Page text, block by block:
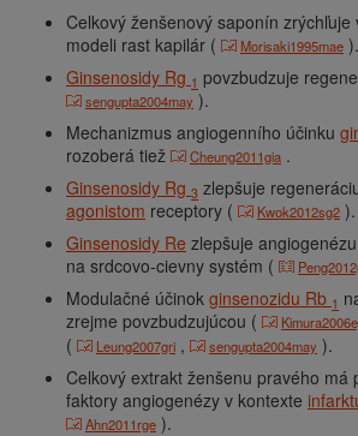
Celkový ženšenový saponín zrýchľuje
modeli rast kapilár (
Morisaki1995mae ).
Ginsenosidy Rg 1 povzbudzuje
sengupta2004may ).
Mechanizmus angiogenního účinku
rozoberá tiež Cheung2011gia .
Ginsenosidy Rg 3 zlepšuje
agonistom receptory ( Kwok2012sg2 ).
Ginsenosidy Re zlepšuje
na srdcovo-cievny systém (
Modulačné účinok ginsenozidu Rb 1
zrejme povzbudzujúcou (
(
Leung2007gri , sengupta2004may ).
Celkový extrakt ženšenu pravého má
faktory angiogenézy v kontexte
Ahn2011rge ).